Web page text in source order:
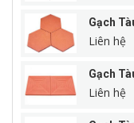
Gạch
Liên hệ
Gạch
Liên hệ